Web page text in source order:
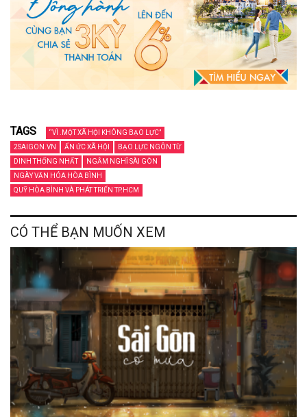
TAGS
“VÌ .MỘT XÃ HỘI KHÔNG BẠO LỰC”
2SAIGON.VN
ẨN ỨC XÃ HỘI
BẠO LỰC NGÔN TỪ
DINH THỐNG NHẤT
NGẪM NGHĨ SÀI GÒN
NGÀY VĂN HÓA HÒA BÌNH
QUỸ HÒA BÌNH VÀ PHÁT TRIỂN TP.HCM
CÓ THỂ BẠN MUỐN XEM